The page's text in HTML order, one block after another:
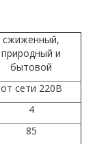
сжиженный,
природный и
бытовой
от сети 220В
4
85